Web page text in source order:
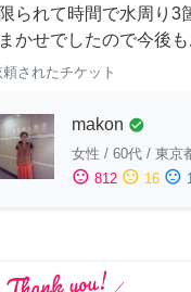
限られて時間で水周り3
まかせでしたので今後
頼されたチケット
makon check_circle
女性 / 60代 / 東京
sentiment_satisfied 812 sentiment_neutral 16 sentiment_dissatisfied 1